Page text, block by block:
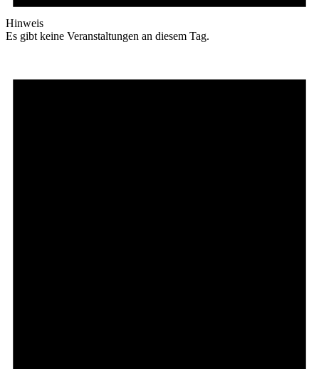
Hinweis
Es gibt keine Veranstaltungen an diesem Tag.